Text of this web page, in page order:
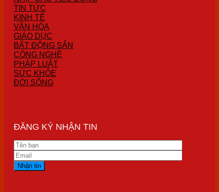
TIN TỨC
KINH TẾ
VĂN HÓA
GIÁO DỤC
BẤT ĐỘNG SẢN
CÔNG NGHỆ
PHÁP LUẬT
SỨC KHỎE
ĐỜI SỐNG
ĐĂNG KÝ NHẬN TIN